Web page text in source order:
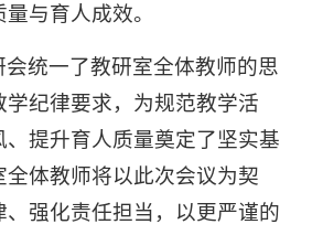
与育人成效。
会统一了教研室全体教师的思
纪律要求，为规范教学活
、提升育人质量奠定了坚实基
体教师将以此次会议为契
强化责任担当，以更严谨的